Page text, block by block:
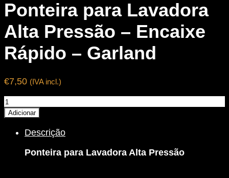
Ponteira para Lavadora
Alta Pressão – Encaixe
Rápido – Garland
€7,50 (IVA incl.)
Quantidade
de
para
Adicionar
Descrição
Ponteira para Lavadora Alta Pressão